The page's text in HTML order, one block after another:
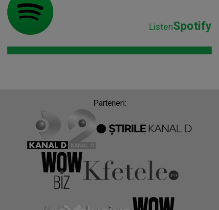
ListenSpotify
Parteneri: